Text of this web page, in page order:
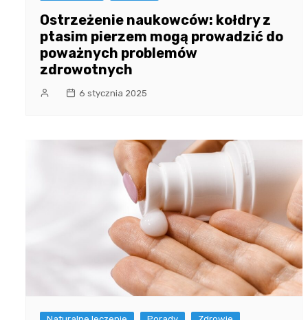
Ostrzeżenie naukowców: kołdry z
ptasim pierzem mogą prowadzić do
poważnych problemów
zdrowotnych
6 stycznia 2025